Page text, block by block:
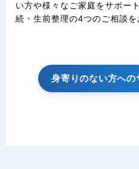
い方や様々なご家庭をサポー
続・生前整理の4つのご相談を
身寄りのない方への